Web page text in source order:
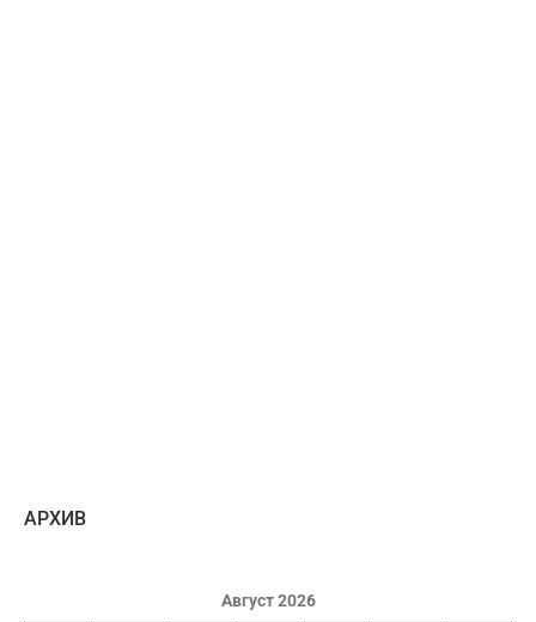
AРХИВ
Август 2026